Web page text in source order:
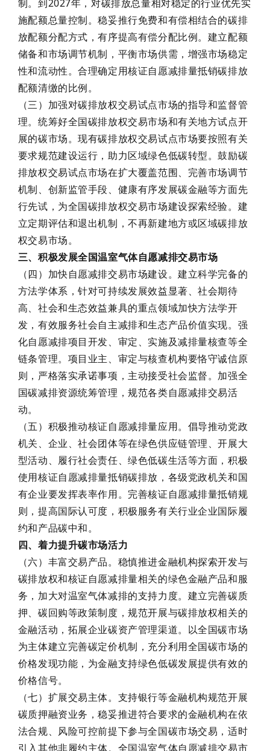
制。到2027年，对碳排放总量相对稳定的行业优先实
施配额总量控制。稳妥推行免费和有偿相结合的碳排
放配额分配方式，有序提高有偿分配比例。建立配额
储备和市场调节机制，平衡市场供需，增强市场稳定
性和流动性。合理确定用核证自愿减排量抵销碳排放
配额清缴的比例。
（三）加强对碳排放权交易试点市场的指导和监督管
理。统筹好全国碳排放权交易市场和有关地方试点开
展的碳市场。现有碳排放权交易试点市场要按照有关
要求规范建设运行，助力区域绿色低碳转型。鼓励碳
排放权交易试点市场在扩大覆盖范围、完善市场调节
机制、创新监管手段、健康有序发展碳金融等方面先
行先试，为全国碳排放权交易市场建设探索经验。建
立定期评估和退出机制，不再新建地方或区域碳排放
权交易市场。
三、积极发展全国温室气体自愿减排交易市场
（四）加快自愿减排交易市场建设。建立科学完备的
方法学体系，针对可持续发展效益显著、社会期待
高、社会和生态效益兼具的重点领域加快方法学开
发，有效服务社会自主减排和生态产品价值实现。强
化自愿减排项目开发、审定、实施及减排量核查等全
链条管理。项目业主、审定与核查机构要恪守诚信原
则，严格落实承诺事项，主动接受社会监督。加强全
国碳减排资源统筹管理，规范各类自愿减排交易活
动。
（五）积极推动核证自愿减排量应用。倡导推动党政
机关、企业、社会团体等在绿色供应链管理、开展大
型活动、履行社会责任、绿色低碳生活等方面，积极
使用核证自愿减排量抵销碳排放，各级党政机关和国
有企业要发挥表率作用。完善核证自愿减排量抵销规
则，提高国际认可度，积极服务有关行业企业国际履
约和产品碳中和。
四、着力提升碳市场活力
（六）丰富交易产品。稳慎推进金融机构探索开发与
碳排放权和核证自愿减排量相关的绿色金融产品和服
务，加大对温室气体减排的支持力度。建立完善碳质
押、碳回购等政策制度，规范开展与碳排放权相关的
金融活动，拓展企业碳资产管理渠道。以全国碳市场
为主体建立完善碳定价机制，充分利用全国碳市场的
价格发现功能，为金融支持绿色低碳发展提供有效的
价格信号。
（七）扩展交易主体。支持银行等金融机构规范开展
碳质押融资业务，稳妥推进符合要求的金融机构在依
法合规、风险可控前提下参与全国碳市场交易，适时
引入其他非履约主体。全国温室气体自愿减排交易市